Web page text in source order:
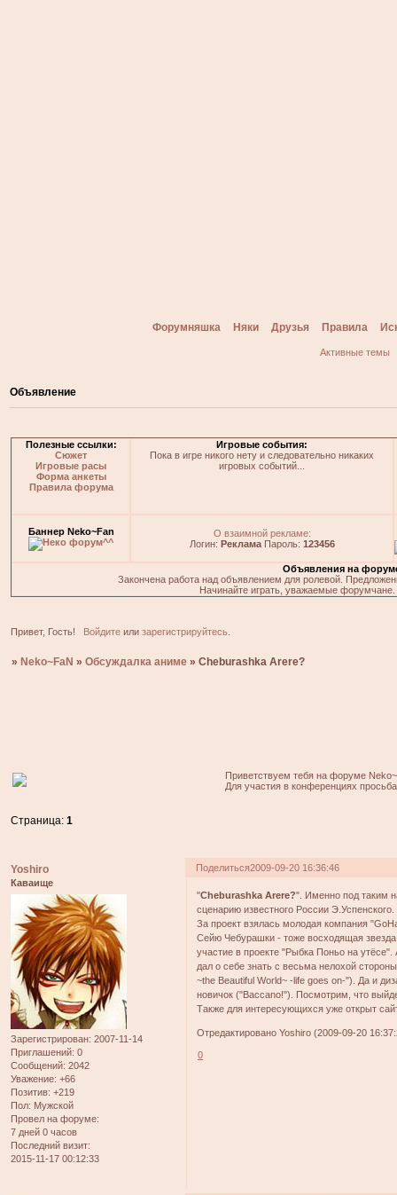
Форумняшка Няки Друзья Правила
Активные темы
Объявление
Полезные ссылки:
Сюжет
Игровые расы
Форма анкеты
Правила форума
Игровые события:
Пока в игре никого нету и следовательно никаких
игровых событий...
Баннер Neko~Fan
О взаимной рекламе:
Логин: РекламаПароль: 123456
Объявления на
Закончена работа над объявлением для ролевой.
Начинайте играть, уважаемые
Привет, Гость! Войдитеили зарегистрируйтесь.
» Neko~FaN »Обсуждалка аниме »Cheburashka Arere?
Приветствуем тебя на форуме
Для участия в конференциях
Страница:1
Поделиться2009-09-20 16:36:46
Yoshiro
Каваище
Зарегистрирован: 2007-11-14
Приглашений: 0
Сообщений: 2042
Уважение: +66
Позитив: +219
Пол: Мужской
Провел на форуме:
7 дней 0 часов
Последний визит:
2015-11-17 00:12:33
"Cheburashka Arere?". Именно под таким
сценарию известного России Э.Успенского.
За проект взялась молодая компания
Сейю Чебурашки - тоже восходящая
участие в проекте "Рыбка Поньо на
дал о себе знать с весьма нелохой
~the Beautiful World~ -life goes on-"). Да и
новичок ("Baccano!"). Посмотрим, что
Также для интересующихся уже открыт
Отредактировано Yoshiro (2009-09-20
0